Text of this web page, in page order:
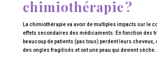
chimiothérapie ?
La chimiothérapie va avoir de multiples impacts sur le
effets secondaires des médicaments. En fonction des
beaucoup de patients (pas tous) perdent leurs cheveux,
des ongles fragilisés et ont une peau qui devient